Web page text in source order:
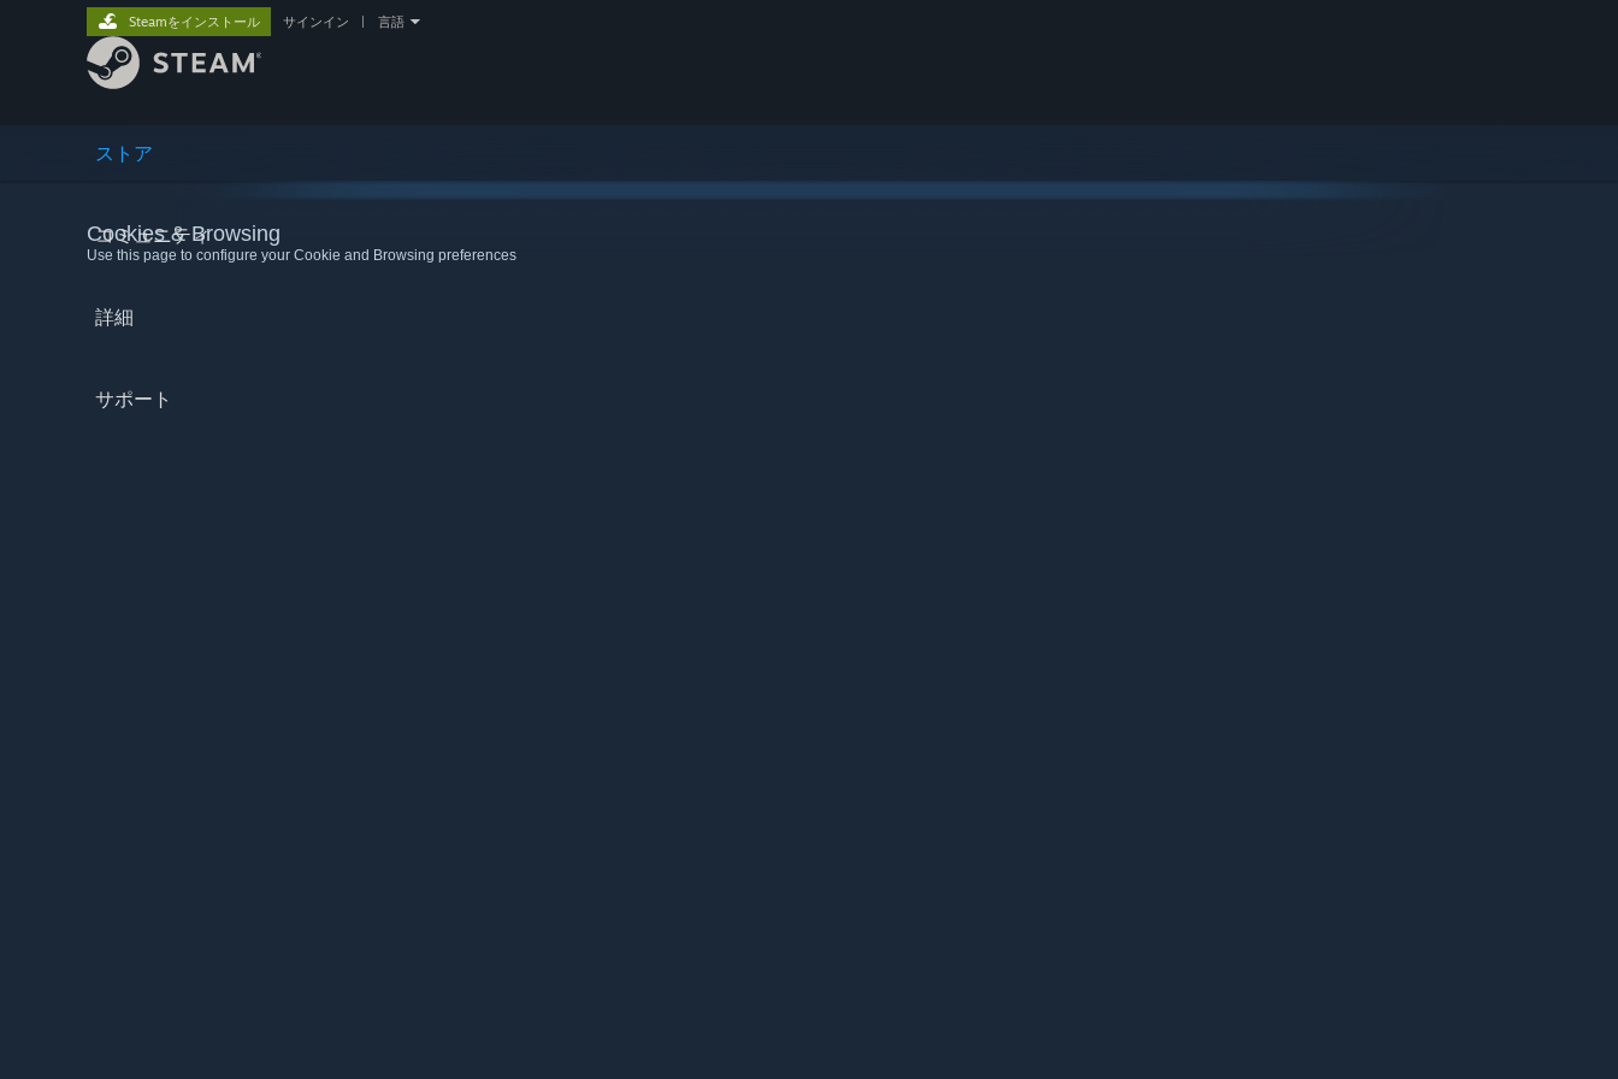
ストア
コミュニティ
詳細
サポート
Steamをインストール サインイン 言語
Cookies & Browsing
Use this page to configure your Cookie and Browsing preferences